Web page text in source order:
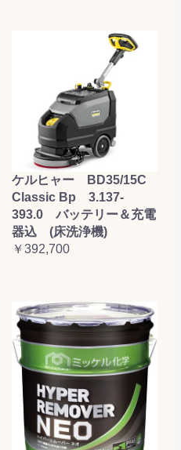
ケルヒャー BD35/15C
Classic Bp 3.137-
393.0 バッテリー＆充電
器込 (床洗浄機)
￥392,700